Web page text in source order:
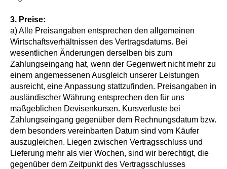
3. Preise:
a) Alle Preisangaben entsprechen den allgemeinen
Wirtschaftsverhältnissen des Vertragsdatums. Bei
wesentlichen Änderungen derselben bis zum
Zahlungseingang hat, wenn der Gegenwert nicht mehr zu
einem angemessenen Ausgleich unserer Leistungen
ausreicht, eine Anpassung stattzufinden. Preisangaben in
ausländischer Währung entsprechen den für uns
maßgeblichen Devisenkursen. Kursverluste bei
Zahlungseingang gegenüber dem Rechnungsdatum bzw.
dem besonders vereinbarten Datum sind vom Käufer
auszugleichen. Liegen zwischen Vertragsschluss und
Lieferung mehr als vier Wochen, sind wir berechtigt, die
gegenüber dem Zeitpunkt des Vertragsschlusses